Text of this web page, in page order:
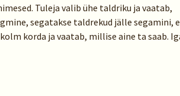
Tuleja valib ühe taldriku ja vaatab,
segatakse taldrekud jälle segamini,
korda ja vaatab, millise aine ta saab.